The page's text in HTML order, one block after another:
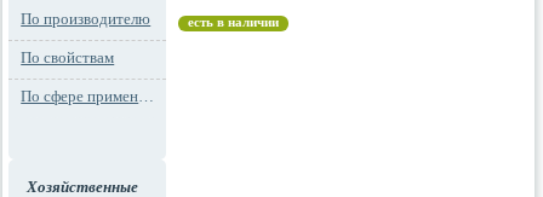
По производителю
По свойствам
По сфере применения
Хозяйственные
есть в наличии